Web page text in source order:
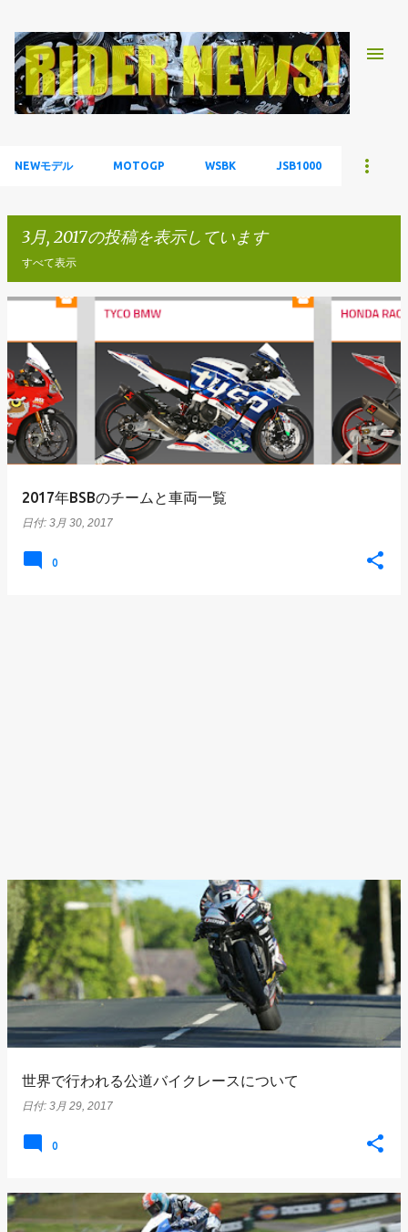
NEWモデル MOTOGP WSBK JSB1000
3月, 2017の投稿を表示しています
すべて表示
2017年BSBのチームと車両一覧
日付: 3月 30, 2017
0
世界で行われる公道バイクレースについて
日付: 3月 29, 2017
0